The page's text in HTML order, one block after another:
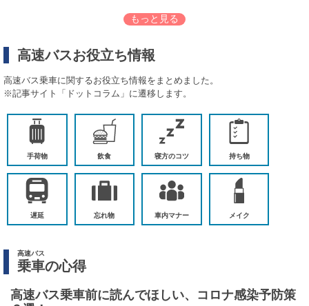
もっと見る
高速バスお役立ち情報
高速バス乗車に関するお役立ち情報をまとめました。
※記事サイト「ドットコラム」に遷移します。
手荷物 飲食 寝方のコツ 持ち物
遅延 忘れ物 車内マナー メイク
高速バス
乗車の心得
高速バス乗車前に読んでほしい、コロナ感染予防策